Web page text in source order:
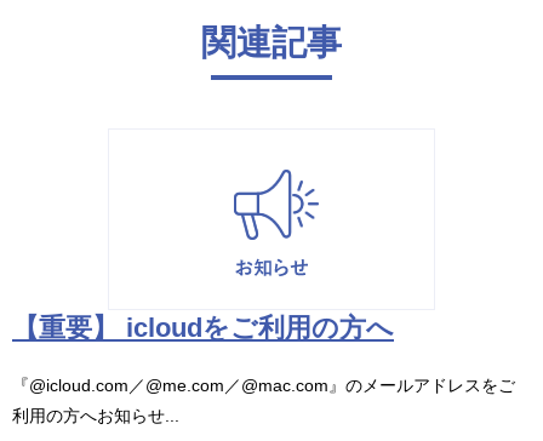
関連記事
【重要】 icloudをご利用の方へ
『@icloud.com／@me.com／@mac.com』のメールアドレスをご
利用の方へお知らせ...